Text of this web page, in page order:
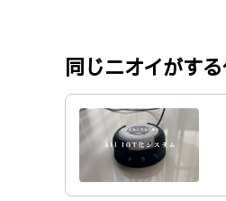
同じニオイがす